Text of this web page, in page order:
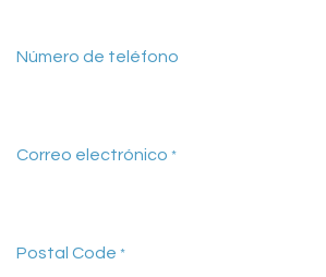
Número de teléfono
Correo electrónico *
Postal Code *